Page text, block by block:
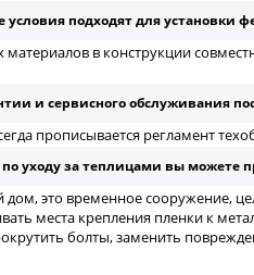
условия подходят для установки
в конструкции
и сервисного обслуживания
прописывается регламент
уходу за теплицами вы можете
дом, это временное сооружение,
места крепления пленки к
болты, заменить